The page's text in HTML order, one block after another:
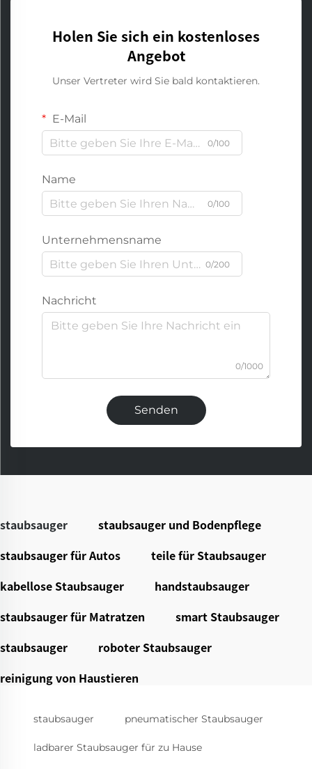
Holen Sie sich ein kostenloses
Angebot
Unser Vertreter wird Sie bald kontaktieren.
E-Mail
0/100
Name
0/100
Unternehmensname
0/200
Nachricht
0/1000
Senden
staubsauger
staubsauger und Bodenpflege
staubsauger für Autos
teile für Staubsauger
kabellose Staubsauger
handstaubsauger
staubsauger für Matratzen
smart Staubsauger
staubsauger
roboter Staubsauger
reinigung von Haustieren
staubsauger pneumatischer Staubsauger
ladbarer Staubsauger für zu Hause